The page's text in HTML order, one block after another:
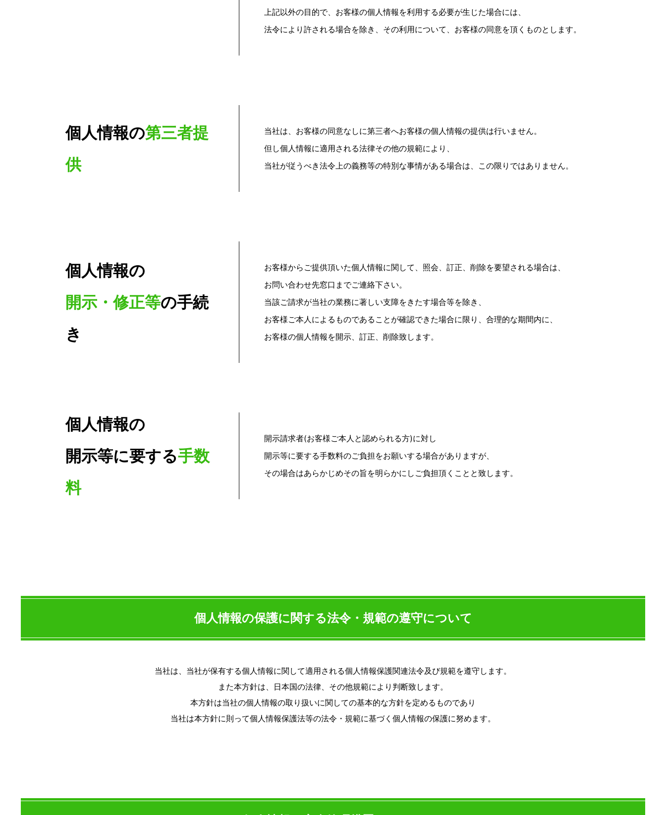
上記以外の目的で、お客様の個人情報を利用する必要が生じた場合には、
法令により許される場合を除き、その利用について、お客様の同意を頂くものとします。
個人情報の第三者提
供
当社は、お客様の同意なしに第三者へお客様の個人情報の提供は行いません。
但し個人情報に適用される法律その他の規範により、
当社が従うべき法令上の義務等の特別な事情がある場合は、この限りではありません。
個人情報の
開示・修正等の手続
き
お客様からご提供頂いた個人情報に関して、照会、訂正、削除を要望される場合は、
お問い合わせ先窓口までご連絡下さい。
当該ご請求が当社の業務に著しい支障をきたす場合等を除き、
お客様ご本人によるものであることが確認できた場合に限り、合理的な期間内に、
お客様の個人情報を開示、訂正、削除致します。
個人情報の
開示等に要する手数
料
開示請求者(お客様ご本人と認められる方)に対し
開示等に要する手数料のご負担をお願いする場合がありますが、
その場合はあらかじめその旨を明らかにしご負担頂くことと致します。
個人情報の保護に関する法令・規範の遵守について
当社は、当社が保有する個人情報に関して適用される個人情報保護関連法令及び規範を遵守します。
また本方針は、日本国の法律、その他規範により判断致します。
本方針は当社の個人情報の取り扱いに関しての基本的な方針を定めるものであり
当社は本方針に則って個人情報保護法等の法令・規範に基づく個人情報の保護に努めます。